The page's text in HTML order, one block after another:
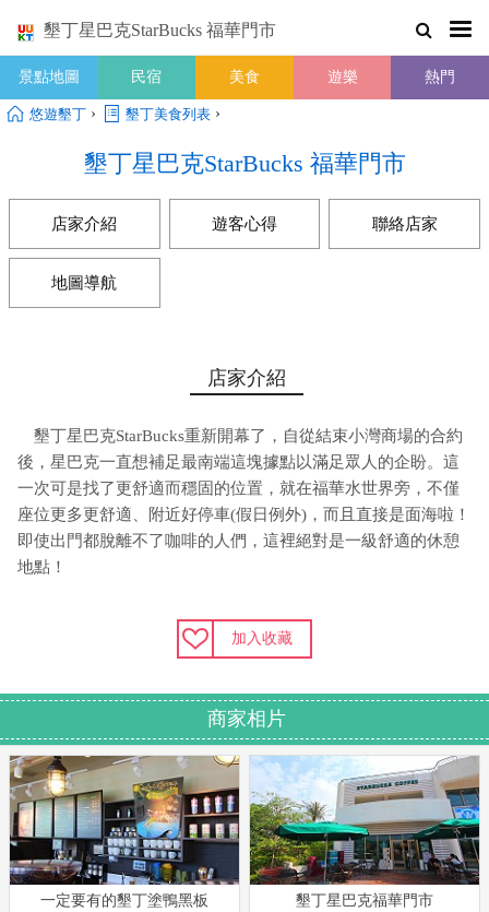
墾丁星巴克StarBucks 福華門市
景點地圖 民宿 美食 遊樂 熱門
悠遊墾丁 › 墾丁美食列表 ›
墾丁星巴克StarBucks 福華門市
店家介紹 遊客心得 聯絡店家
地圖導航
店家介紹
墾丁星巴克StarBucks重新開幕了，自從結束小灣商場的合約
後，星巴克一直想補足最南端這塊據點以滿足眾人的企盼。這
一次可是找了更舒適而穩固的位置，就在福華水世界旁，不僅
座位更多更舒適、附近好停車(假日例外)，而且直接是面海啦！
即使出門都脫離不了咖啡的人們，這裡絕對是一級舒適的休憩
地點！
加入收藏
商家相片
一定要有的墾丁塗鴨黑板 墾丁星巴克福華門市